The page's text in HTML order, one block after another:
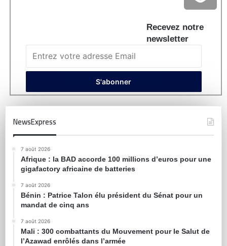
Recevez notre
newsletter
NewsExpress
7 août 2026
Afrique : la BAD accorde 100 millions d’euros pour une
gigafactory africaine de batteries
7 août 2026
Bénin : Patrice Talon élu président du Sénat pour un
mandat de cinq ans
7 août 2026
Mali : 300 combattants du Mouvement pour le Salut de
l’Azawad enrôlés dans l’armée